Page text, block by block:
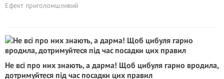
Ефект приголомшливий
Не всі про них знають, а дарма! Щоб цибуля гарно вродила,
дотримуйтеся під час посадки цих правил